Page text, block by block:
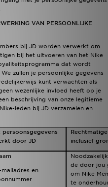
VAN PERSOONLIJKE
bij JD worden verwerkt om
bij het uitvoeren van het Nike
dat wordt
zullen je persoonlijke gegevens
kunt verwachten als
wezenlijke invloed heeft op je
beschrijving van onze legitieme
leden bij JD verzamelen en
persoonsgegevens
door JD
inclusief
en
de door jou
om Nike
te